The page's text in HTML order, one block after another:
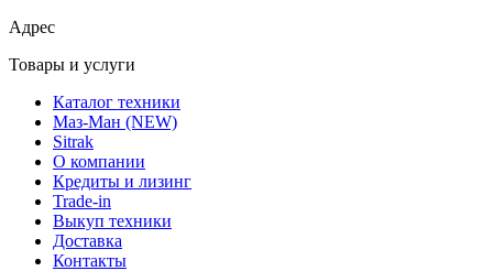
Адрес
Товары и услуги
Каталог техники
Маз-Ман (NEW)
Sitrak
О компании
Кредиты и лизинг
Trade-in
Выкуп техники
Доставка
Контакты